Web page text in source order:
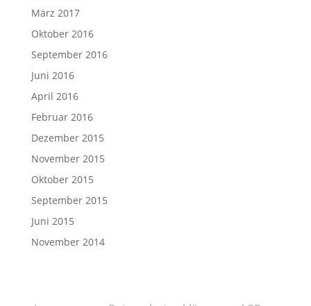
März 2017
Oktober 2016
September 2016
Juni 2016
April 2016
Februar 2016
Dezember 2015
November 2015
Oktober 2015
September 2015
Juni 2015
November 2014